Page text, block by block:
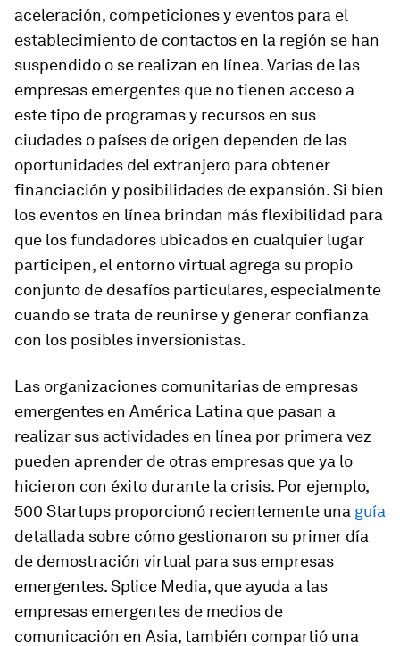
aceleración, competiciones y eventos para el
establecimiento de contactos en la región se han
suspendido o se realizan en línea. Varias de las
empresas emergentes que no tienen acceso a
este tipo de programas y recursos en sus
ciudades o países de origen dependen de las
oportunidades del extranjero para obtener
financiación y posibilidades de expansión. Si bien
los eventos en línea brindan más flexibilidad para
que los fundadores ubicados en cualquier lugar
participen, el entorno virtual agrega su propio
conjunto de desafíos particulares, especialmente
cuando se trata de reunirse y generar confianza
con los posibles inversionistas.
Las organizaciones comunitarias de empresas
emergentes en América Latina que pasan a
realizar sus actividades en línea por primera vez
pueden aprender de otras empresas que ya lo
hicieron con éxito durante la crisis. Por ejemplo,
500 Startups proporcionó recientemente una guía
detallada sobre cómo gestionaron su primer día
de demostración virtual para sus empresas
emergentes. Splice Media, que ayuda a las
empresas emergentes de medios de
comunicación en Asia, también compartió una